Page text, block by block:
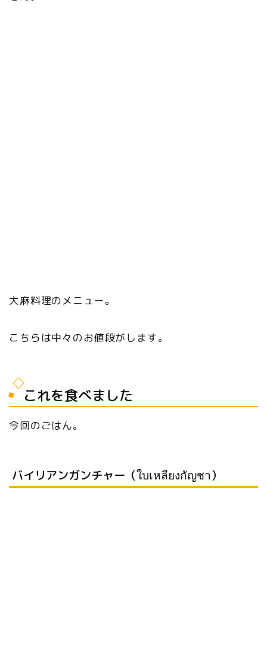
大麻料理のメニュー。
こちらは中々のお値段がします。
これを食べました
今回のごはん。
バイリアンガンチャー（ใบเหลียงกัญชา）